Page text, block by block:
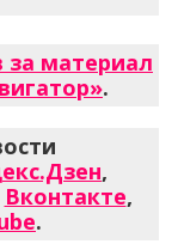
за материал
.
,
Вконтакте,
.